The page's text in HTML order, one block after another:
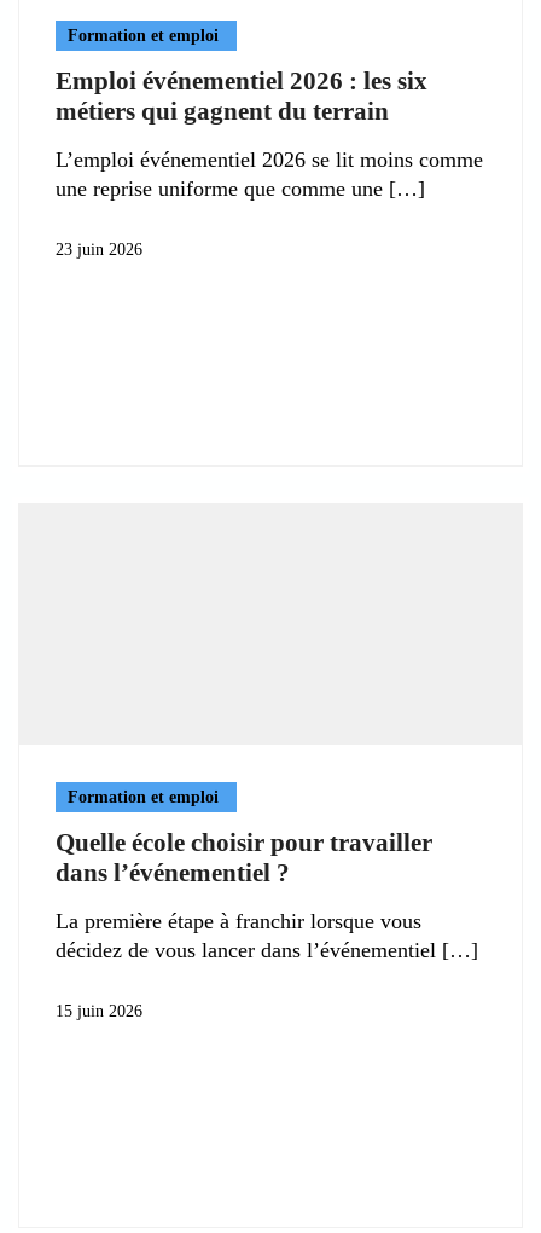
Formation et emploi
Emploi événementiel 2026 : les six
métiers qui gagnent du terrain
L’emploi événementiel 2026 se lit moins comme
une reprise uniforme que comme une
23 juin 2026
Formation et emploi
Quelle école choisir pour travailler
dans l’événementiel ?
La première étape à franchir lorsque vous
décidez de vous lancer dans l’événementiel
15 juin 2026